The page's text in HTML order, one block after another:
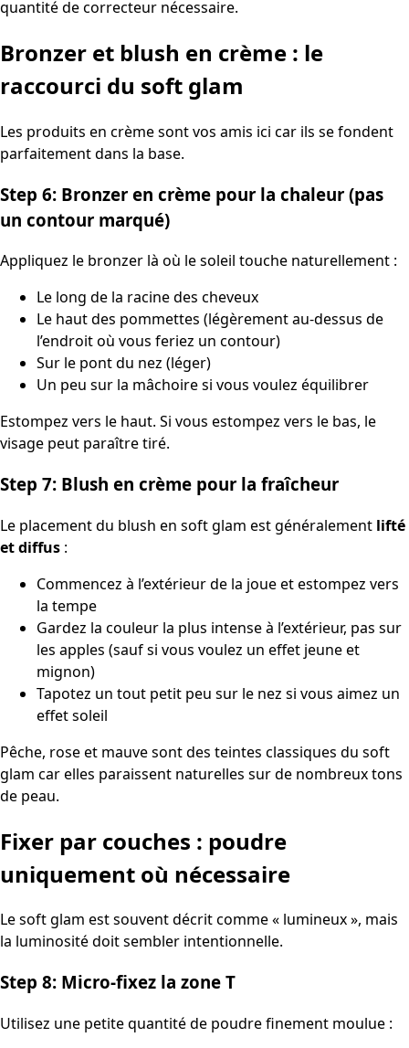
quantité de correcteur nécessaire.
Bronzer et blush en crème : le
raccourci du soft glam
Les produits en crème sont vos amis ici car ils se fondent
parfaitement dans la base.
Step 6: Bronzer en crème pour la chaleur (pas
un contour marqué)
Appliquez le bronzer là où le soleil touche naturellement :
Le long de la racine des cheveux
Le haut des pommettes (légèrement au-dessus de
l’endroit où vous feriez un contour)
Sur le pont du nez (léger)
Un peu sur la mâchoire si vous voulez équilibrer
Estompez vers le haut. Si vous estompez vers le bas, le
visage peut paraître tiré.
Step 7: Blush en crème pour la fraîcheur
Le placement du blush en soft glam est généralement lifté
et diffus :
Commencez à l’extérieur de la joue et estompez vers
la tempe
Gardez la couleur la plus intense à l’extérieur, pas sur
les apples (sauf si vous voulez un effet jeune et
mignon)
Tapotez un tout petit peu sur le nez si vous aimez un
effet soleil
Pêche, rose et mauve sont des teintes classiques du soft
glam car elles paraissent naturelles sur de nombreux tons
de peau.
Fixer par couches : poudre
uniquement où nécessaire
Le soft glam est souvent décrit comme « lumineux », mais
la luminosité doit sembler intentionnelle.
Step 8: Micro-fixez la zone T
Utilisez une petite quantité de poudre finement moulue :